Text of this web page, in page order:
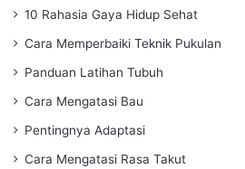
10 Rahasia Gaya Hidup Sehat
Cara Memperbaiki Teknik Pukulan
Panduan Latihan Tubuh
Cara Mengatasi Bau
Pentingnya Adaptasi
Cara Mengatasi Rasa Takut